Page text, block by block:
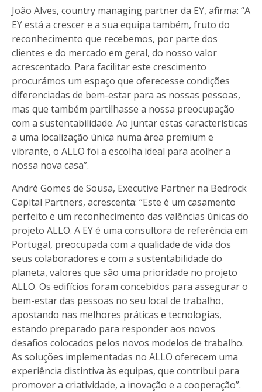
João Alves, country managing partner da EY, afirma: “A
EY está a crescer e a sua equipa também, fruto do
reconhecimento que recebemos, por parte dos
clientes e do mercado em geral, do nosso valor
acrescentado. Para facilitar este crescimento
procurámos um espaço que oferecesse condições
diferenciadas de bem-estar para as nossas pessoas,
mas que também partilhasse a nossa preocupação
com a sustentabilidade. Ao juntar estas características
a uma localização única numa área premium e
vibrante, o ALLO foi a escolha ideal para acolher a
nossa nova casa”.
André Gomes de Sousa, Executive Partner na Bedrock
Capital Partners, acrescenta: “Este é um casamento
perfeito e um reconhecimento das valências únicas do
projeto ALLO. A EY é uma consultora de referência em
Portugal, preocupada com a qualidade de vida dos
seus colaboradores e com a sustentabilidade do
planeta, valores que são uma prioridade no projeto
ALLO. Os edifícios foram concebidos para assegurar o
bem-estar das pessoas no seu local de trabalho,
apostando nas melhores práticas e tecnologias,
estando preparado para responder aos novos
desafios colocados pelos novos modelos de trabalho.
As soluções implementadas no ALLO oferecem uma
experiência distintiva às equipas, que contribui para
promover a criatividade, a inovação e a cooperação”.